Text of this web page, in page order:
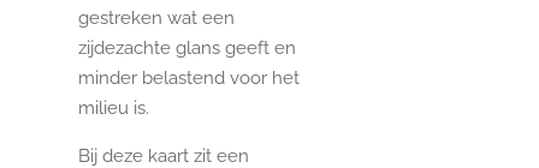
gestreken wat een
zijdezachte glans geeft en
minder belastend voor het
milieu is.
Bij deze kaart zit een